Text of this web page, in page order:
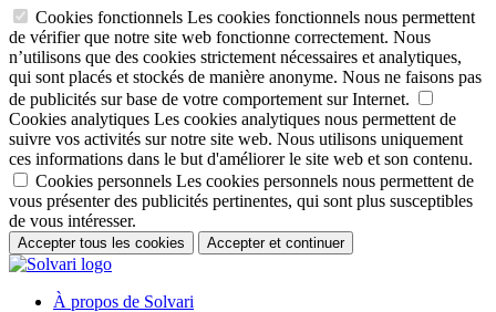
Cookies fonctionnels Les cookies fonctionnels nous permettent
de vérifier que notre site web fonctionne correctement. Nous
n’utilisons que des cookies strictement nécessaires et analytiques,
qui sont placés et stockés de manière anonyme. Nous ne faisons pas
de publicités sur base de votre comportement sur Internet.
Cookies analytiques Les cookies analytiques nous permettent de
suivre vos activités sur notre site web. Nous utilisons uniquement
ces informations dans le but d'améliorer le site web et son contenu.
Cookies personnels Les cookies personnels nous permettent de
vous présenter des publicités pertinentes, qui sont plus susceptibles
de vous intéresser.
Accepter tous les cookies Accepter et continuer
À propos de Solvari